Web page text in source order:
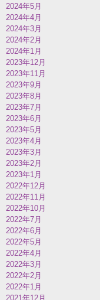
2024年5月
2024年4月
2024年3月
2024年2月
2024年1月
2023年12月
2023年11月
2023年9月
2023年8月
2023年7月
2023年6月
2023年5月
2023年4月
2023年3月
2023年2月
2023年1月
2022年12月
2022年11月
2022年10月
2022年7月
2022年6月
2022年5月
2022年4月
2022年3月
2022年2月
2022年1月
2021年12月